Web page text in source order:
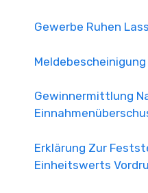
Gewerbe Ruhen
Gewinnermittlung
Erklärung Zur
Einheitswerts